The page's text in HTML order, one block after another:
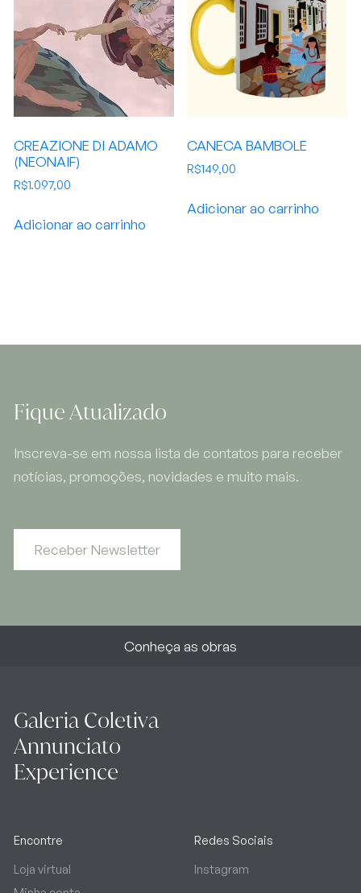
CREAZIONE DI ADAMO
(NEONAIF)
R$1.097,00
Adicionar ao carrinho
CANECA BAMBOLE
R$149,00
Adicionar ao carrinho
Fique Atualizado
Inscreva-se em nossa lista de contatos para receber
notícias, promoções, novidades e muito mais.
Receber Newsletter
Conheça as obras
Galeria Coletiva
Annunciato
Experience
Encontre
Loja virtual
Redes Sociais
Instagram